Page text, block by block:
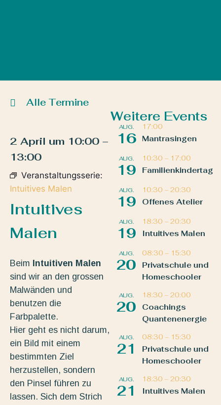
Alle Termine
2 April um 10:00 –
13:00
Veranstaltungsserie:
Intuitives Malen
Intuitives
Malen
Beim Intuitiven Malen
sind wir an den grossen
Malwänden und
benutzen die
Farbpalette.
Hier geht es nicht darum,
ein Bild mit einem
bestimmten Ziel
herzustellen, sondern
den Pinsel führen zu
lassen. Sich dem Strich
Weitere Events
AUG.
16
17:00
Mantrasingen
AUG.
19
10:30 – 17:00
Familienkindertag
AUG.
19
10:30 – 20:30
Offenes Atelier
AUG.
19
18:30 – 20:30
Intuitives Malen
AUG.
20
08:30 – 15:30
Privatschule und
Homeschooler
AUG.
20
18:30 – 20:00
Coachings
Quantenenergie
AUG.
21
08:30 – 15:30
Privatschule und
Homeschooler
AUG.
21
18:30 – 20:30
Intuitives Malen